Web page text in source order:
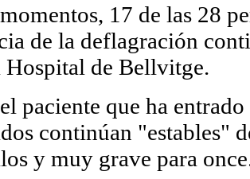
17 de las 28
de la deflagración
Hospital de Bellvitge.
paciente que ha
continúan "estables"
y muy grave para